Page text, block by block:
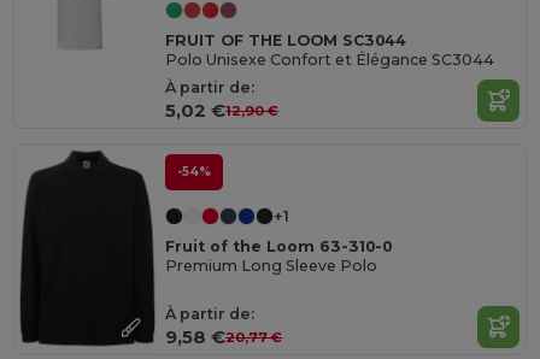
FRUIT OF THE LOOM SC3044
Polo Unisexe Confort et Élégance SC3044
À partir de:
5,02 €12,90 €
-54%
+1
Fruit of the Loom 63-310-0
Premium Long Sleeve Polo
À partir de:
9,58 €20,77 €